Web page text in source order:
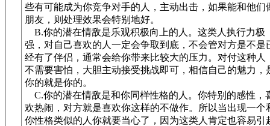
些有可能成为你竞争对手的人，主动出击，如果能和他们
朋友，则处理效果会特别地好。
B.你的潜在情敌是乐观积极向上的人。这类人执行力极
强，对自己喜欢的人一定会争取到底，不会管对方是不是
经有了伴侣，通常会给你带来比较大的压力。对付这种人
不需要害怕，大胆主动接受挑战即可，相信自己的魅力，
你的就是你的。
C.你的潜在情敌是和你同样性格的人。你特别的感性，
欢热闹，对方就是喜欢你这样的不做作。所以当出现一个
你性格类似的人你就要当心了，因为这类人肯定也容易引